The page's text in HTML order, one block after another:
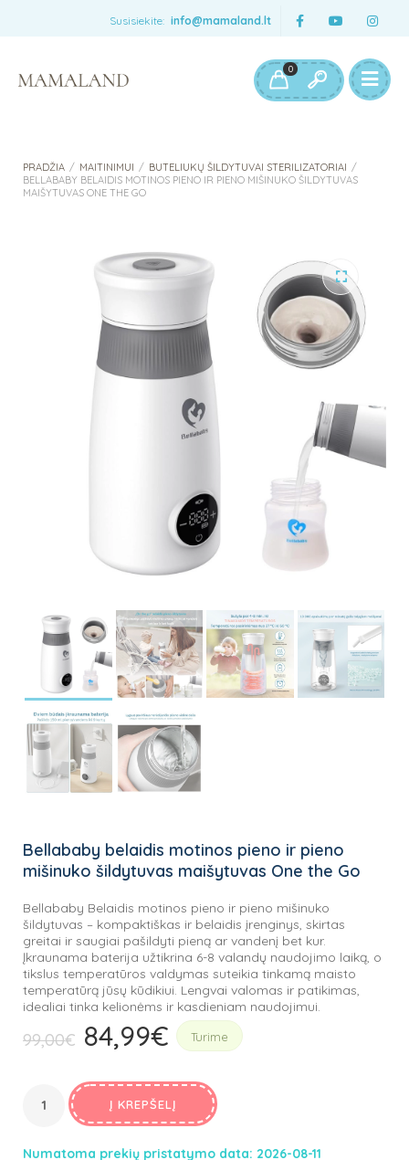
Susisiekite: info@mamaland.lt
0
PRADŽIA / MAITINIMUI / BUTELIUKŲ ŠILDYTUVAI STERILIZATORIAI /
BELLABABY BELAIDIS MOTINOS PIENO IR PIENO MIŠINUKO ŠILDYTUVAS
MAIŠYTUVAS ONE THE GO
Bellababy belaidis motinos pieno ir pieno
mišinuko šildytuvas maišytuvas One the Go
Bellababy Belaidis motinos pieno ir pieno mišinuko
šildytuvas – kompaktiškas ir belaidis įrenginys, skirtas
greitai ir saugiai pašildyti pieną ar vandenį bet kur.
Įkraunama baterija užtikrina 6-8 valandų naudojimo laiką, o
tikslus temperatūros valdymas suteikia tinkamą maisto
temperatūrą jūsų kūdikiui. Lengvai valomas ir patikimas,
idealiai tinka kelionėms ir kasdieniam naudojimui.
99,00€ Original
was:
99,00€.
84,99€ Current
is:
84,99€.
Turime
Į KREPŠELĮ
Numatoma prekių pristatymo data: 2026-08-11